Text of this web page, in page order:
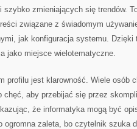
szybko zmieniających się trendów.
związane z świadomym
jak konfiguracja systemu.
jako miejsce wielotematyczne.
profilu jest klarowność. Wiele osób
chęć, aby przebijać się przez
że informatyka mogą być
ogromna zaleta, bo czytelnik szuka